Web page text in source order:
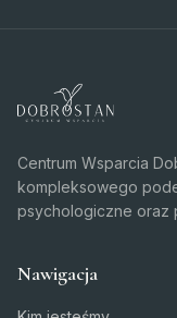
Centrum Wsparcia
kompleksowego
psychologiczne oraz
Nawigacja